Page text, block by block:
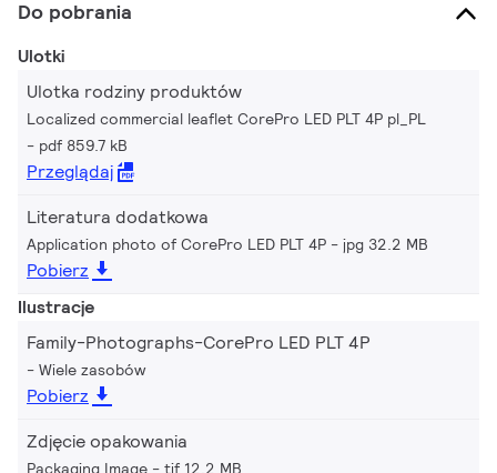
Do pobrania
Ulotki
Ulotka rodziny produktów
Localized commercial leaflet CorePro LED PLT 4P pl_PL
pdf 859.7 kB
Przeglądaj
Literatura dodatkowa
Application photo of CorePro LED PLT 4P jpg 32.2 MB
Pobierz
Ilustracje
Family-Photographs-CorePro LED PLT 4P
Wiele zasobów
Pobierz
Zdjęcie opakowania
Packaging Image tif 12.2 MB